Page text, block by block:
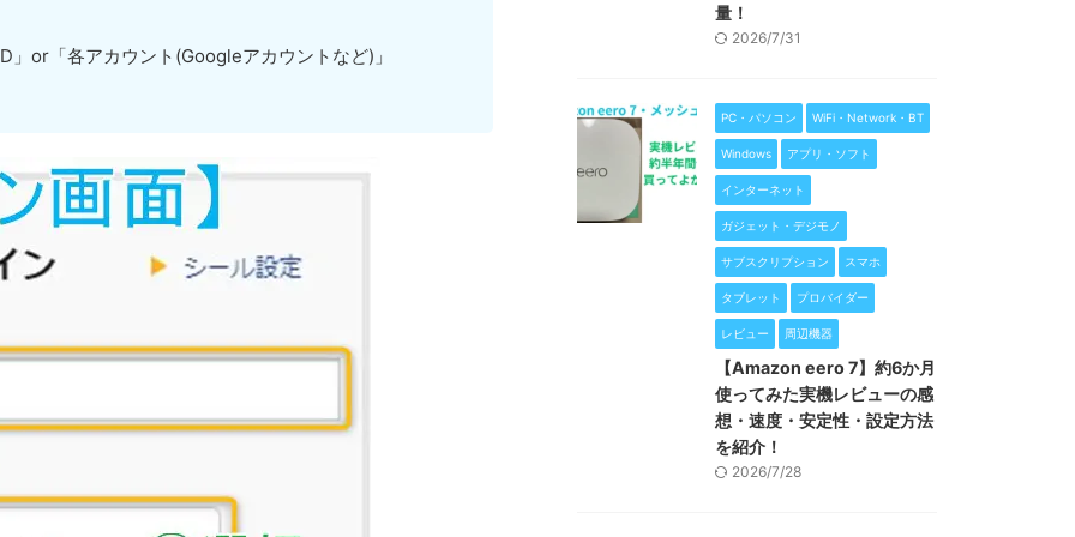
or「各アカウント(Googleアカウントなど)」
量！
2026/7/31
PC・パソコン WiFi・Network・BT
Windows アプリ・ソフト
インターネット
ガジェット・デジモノ
サブスクリプション スマホ
タブレット プロバイダー
レビュー 周辺機器
【Amazon eero 7】約6か月
使ってみた実機レビューの感
想・速度・安定性・設定方法
を紹介！
2026/7/28